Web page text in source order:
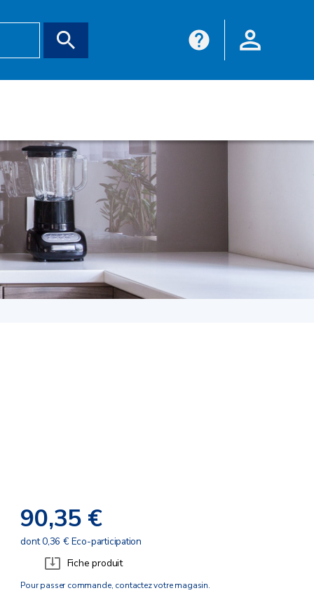
90,35 €
dont 0,36 € Eco-participation
Fiche produit
Pour passer commande, contactez votre magasin.